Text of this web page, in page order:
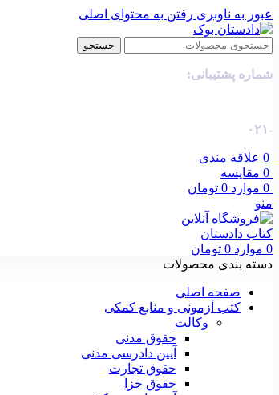
عبور به ناوبری رفتن به محتوای اصلی
جستجو
شماره پشتیبانی:
-۰۲۱
0 علاقه مندی
0 مقایسه
0 موارد 0 تومان
منو
0 موارد 0 تومان
دسته بندی محصولات
صفحه اصلی
کتب آزمونی و منابع کمکی
وکالت
حقوق مدنی
آیین دادرسی مدنی
حقوق تجارت
حقوق جزا